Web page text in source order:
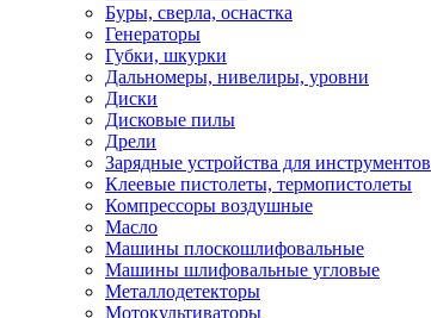
Буры, сверла, оснастка
Генераторы
Губки, шкурки
Дальномеры, нивелиры, уровни
Диски
Дисковые пилы
Дрели
Зарядные устройства для инструментов
Клеевые пистолеты, термопистолеты
Компрессоры воздушные
Масло
Машины плоскошлифовальные
Машины шлифовальные угловые
Металлодетекторы
Мотокультиваторы